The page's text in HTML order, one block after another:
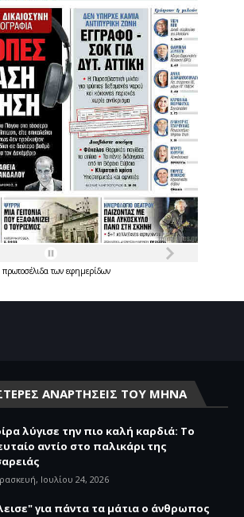
πρωτοσέλιδατων εφημερίδων
ΑΝΑΡΤΗΣΕΙΣ ΤΟΥ ΜΗΝΑ
λύγισε την πιο καλή καρδιά: Το
αντίο στο παλικάρι της
Ιουλίου 24, 2026
για πάντα τα μάτια ο άνθρωπος